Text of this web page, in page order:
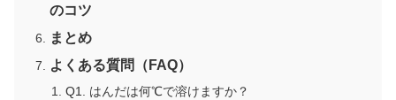
のコツ
まとめ
よくある質問（FAQ）
Q1. はんだは何℃で溶けますか？